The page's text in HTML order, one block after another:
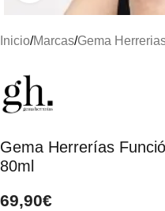
Inicio/Marcas/Gema
Gema Herrerías
80ml
69,90€